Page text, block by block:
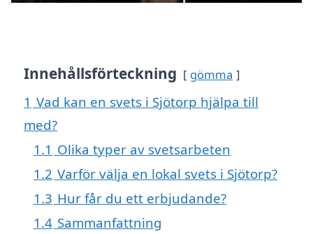
Innehållsförteckning gömma
1 Vad kan en svets i Sjötorp hjälpa till
med?
1.1 Olika typer av svetsarbeten
1.2 Varför välja en lokal svets i Sjötorp?
1.3 Hur får du ett erbjudande?
1.4 Sammanfattning